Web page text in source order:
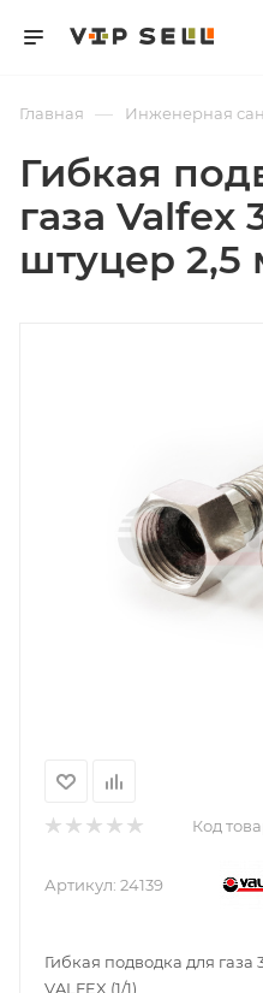
Главная — Инженерная
Гибкая
газа Valfex
штуцер 2,5
Код
Артикул: 24139
Гибкая подводка для газа
VALFEX (1/1)